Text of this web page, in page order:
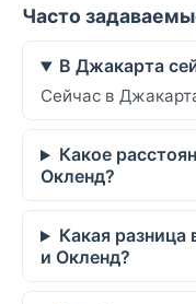
Часто
В Джакарта
Сейчас в
Какое
Окленд?
Какая
и Окленд?